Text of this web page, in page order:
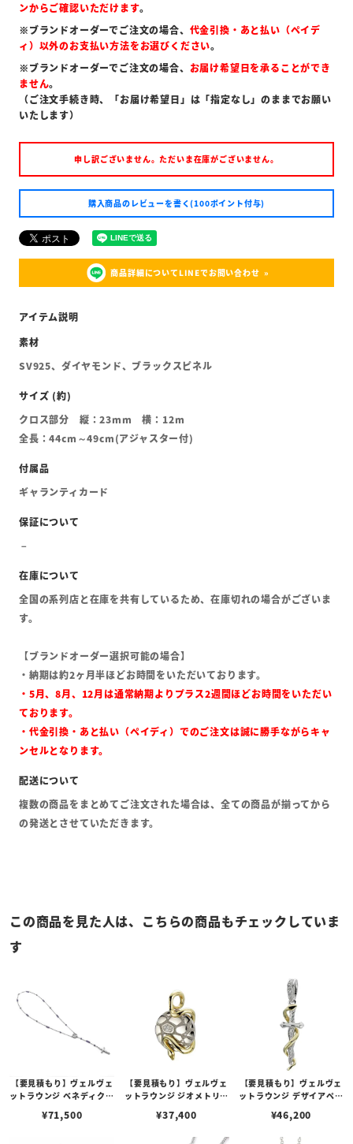
ンからご確認いただけます。
※ブランドオーダーでご注文の場合、 代金引換・あと払い（ペイデ
ィ）以外のお支払い方法をお選びください。
※ブランドオーダーでご注文の場合、 お届け希望日を承ることができ
ません。
（ご注文手続き時、「お届け希望日」は「指定なし」のままでお願い
いたします）
申し訳ございません。ただいま在庫がございません。
購入商品のレビューを書く(100ポイント付与)
商品詳細についてLINEでお問い合わせ
SV925、ダイヤモンド、ブラックスピネル
クロス部分 縦：23mm 横：12m
全長：44cm～49cm(アジャスター付)
ギャランティカード
全国の系列店と在庫を共有しているため、在庫切れの場合がございま
す。
【ブランドオーダー選択可能の場合】
・納期は約2ヶ月半ほどお時間をいただいております。
・5月、8月、12月は通常納期よりプラス2週間ほどお時間をいただい
ております。
・代金引換・あと払い（ペイディ）でのご注文は誠に勝手ながらキャ
ンセルとなります。
複数の商品をまとめてご注文された場合は、全ての商品が揃ってから
の発送とさせていただきます。
この商品を見た人は、こちらの商品もチェックしていま
す
【要見積もり】ヴェルヴェ
ットラウンジ ベネディクシ
ト
¥71,500
【要見積もり】ヴェルヴェ
ットラウンジ ジオメトリー
ホワイト/ゴールドコーデ
¥37,400
【要見積もり】ヴェルヴェ
ットラウンジ デザイアペン
コーディングスネーク/キ
¥46,200